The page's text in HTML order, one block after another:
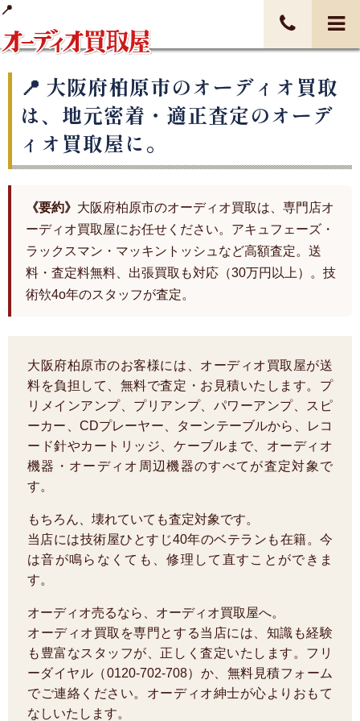
大阪府柏原市のオーディオ買取
は、地元密着・適正査定のオーデ
ィオ買取屋に。
《要約》 大阪府柏原市のオーディオ買取は、専門店オ
ーディオ買取屋にお任せください。アキュフェーズ・
ラックスマン・マッキントッシュなど高額査定。送
料・査定料無料、出張買取も対応（30万円以上）。技
術欦4o年のスタッフが査定。
大阪府柏原市のお客様には、オーディオ買取屋が送
料を負担して、無料で査定・お見積いたします。プ
リメインアンプ、プリアンプ、パワーアンプ、スピ
ーカー、CDプレーヤー、ターンテーブルから、レコ
ード針やカートリッジ、ケーブルまで、オーディオ
機器・オーディオ周辺機器のすべてが査定対象で
す。
もちろん、壊れていても査定対象です。
当店には技術屋ひとすじ40年のベテランも在籍。今
は音が鳴らなくても、修理して直すことができま
す。
オーディオ売るなら、オーディオ買取屋へ。
オーディオ買取を専門とする当店には、知識も経験
も豊富なスタッフが、正しく査定いたします。フリ
ーダイヤル（0120-702-708）か、無料見積フォーム
でご連絡ください。オーディオ紳士が心よりおもて
なしいたします。